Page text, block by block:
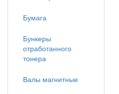
Бумага
Бункеры
отработанного
тонера
Валы магнитные